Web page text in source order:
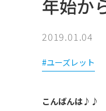
年始か
2019.01.04
#ユーズレット
こんばんは♪♪